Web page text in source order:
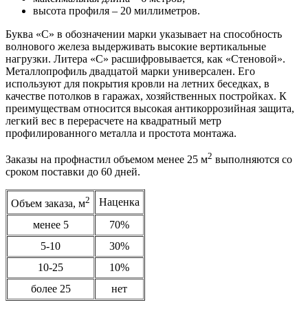
высота профиля – 20 миллиметров.
Буква «С» в обозначении марки указывает на способность
волнового железа выдерживать высокие вертикальные
нагрузки. Литера «С» расшифровывается, как «Стеновой».
Металлопрофиль двадцатой марки универсален. Его
используют для покрытия кровли на летних беседках, в
качестве потолков в гаражах, хозяйственных постройках. К
преимуществам относится высокая антикоррозийная защита,
легкий вес в перерасчете на квадратный метр
профилированного металла и простота монтажа.
Заказы на профнастил объемом менее 25 м2 выполняются со
сроком поставки до 60 дней.
Объем заказа, м2
Наценка
менее 5
70%
5-10
30%
10-25
10%
более 25
нет